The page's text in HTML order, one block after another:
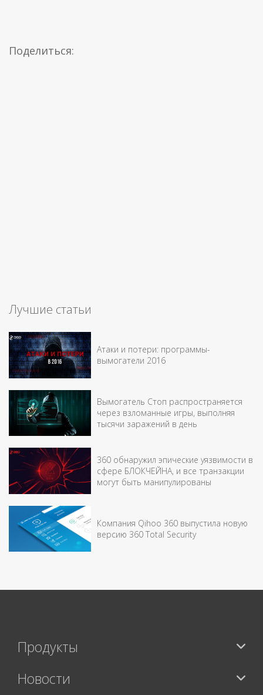
Поделиться:
Лучшие статьи
Атаки и потери: программы-
вымогатели 2016
Вымогатель Стоп распространяется
через взломанные игры, выполняя
тысячи заражений в день
360 обнаружил эпические уязвимости в
сфере БЛОКЧЕЙНА, и все транзакции
могут быть манипулированы
Компания Qihoo 360 выпустила новую
версию 360 Total Security
Продукты
Новости